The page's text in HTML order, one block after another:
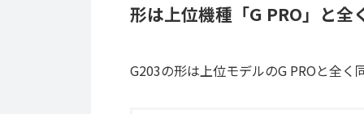
形は上位機種「G PRO」と全
G203の形は上位モデルのG PROと全く